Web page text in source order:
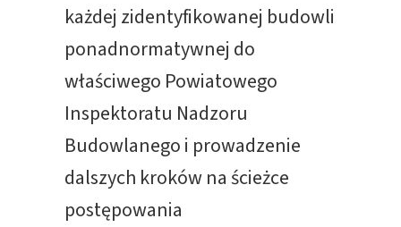
każdej zidentyfikowanej budowli
ponadnormatywnej do
właściwego Powiatowego
Inspektoratu Nadzoru
Budowlanego i prowadzenie
dalszych kroków na ścieżce
postępowania